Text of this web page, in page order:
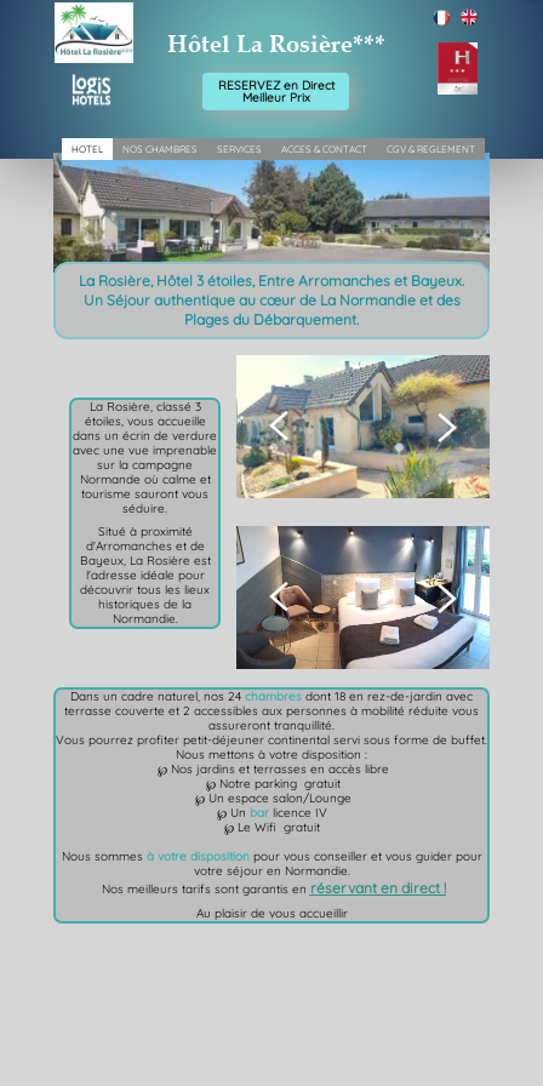
HOTEL NOS CHAMBRES SERVICES ACCES & CONTACT CGV & REGLEMENT
Hôtel La Rosière***
La Rosière, Hôtel 3 étoiles, Entre Arromanches et Bayeux.
Un Séjour authentique au cœur de La Normandie et des
Plages du Débarquement.
Dans un cadre naturel, nos 24 chambres dont 18 en rez-de-jardin avec
terrasse couverte et 2 accessibles aux personnes à mobilité réduite vous
assureront tranquillité.
Vous pourrez profiter petit-déjeuner continental servi sous forme de buffet.
Nous mettons à votre disposition :
℘ Nos jardins et terrasses en accès libre
℘ Notre parking gratuit
℘ Un espace salon/Lounge
℘ Un barlicence IV
℘ Le Wifi gratuit
Nous sommes à votre dispositionpour vous conseiller et vous guider pour
votre séjour en Normandie.
Nos meilleurs tarifs sont garantis en réservant en direct !
Au plaisir de vous accueillir
 
RESERVEZ en Direct
Meilleur Prix
La Rosière, classé 3
étoiles, vous accueille
dans un écrin de verdure
avec une vue imprenable
sur la campagne
Normande où calme et
tourisme sauront vous
séduire.
Situé à proximité
d'Arromanches et de
Bayeux, La Rosière est
l'adresse idéale pour
découvrir tous les lieux
historiques de la
Normandie.  